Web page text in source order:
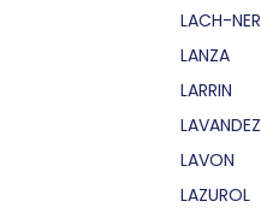
LACH-NER
LANZA
LARRIN
LAVANDEZ
LAVON
LAZUROL